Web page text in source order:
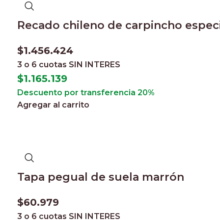
Recado chileno de carpincho
$1.456.424
3 o 6 cuotas SIN INTERES
$1.165.139
Descuento por transferencia 20%
Agregar al carrito
Tapa pegual de suela marrón
$60.979
3 o 6 cuotas SIN INTERES